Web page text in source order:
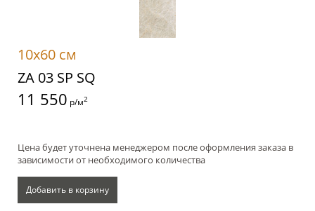
10x60 см
ZA 03 SP SQ
11 550 р/м2
Цена будет уточнена менеджером после оформления заказа в
зависимости от необходимого количества
Добавить в корзину